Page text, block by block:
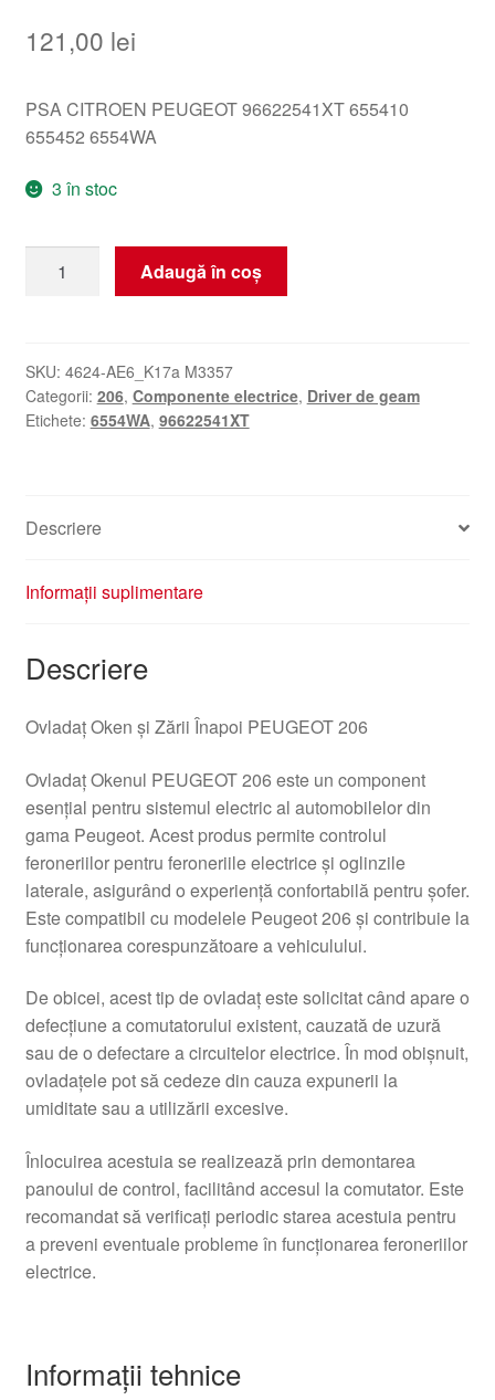
121,00 lei
PSA CITROEN PEUGEOT 96622541XT 655410
655452 6554WA
3 în stoc
Comutator
206
96622541XT
6554WA
Adaugă în coș
SKU: 4624-AE6_K17a M3357
Categorii: 206, Componente electrice, Driver de geam
Etichete: 6554WA, 96622541XT
Descriere
Informații suplimentare
Descriere
Ovladaț Oken și Zării Înapoi PEUGEOT 206
Ovladaț Okenul PEUGEOT 206 este un component
esențial pentru sistemul electric al automobilelor din
gama Peugeot. Acest produs permite controlul
feroneriilor pentru feroneriile electrice și oglinzile
laterale, asigurând o experiență confortabilă pentru șofer.
Este compatibil cu modelele Peugeot 206 și contribuie la
funcționarea corespunzătoare a vehiculului.
De obicei, acest tip de ovladaț este solicitat când apare o
defecțiune a comutatorului existent, cauzată de uzură
sau de o defectare a circuitelor electrice. În mod obișnuit,
ovladațele pot să cedeze din cauza expunerii la
umiditate sau a utilizării excesive.
Înlocuirea acestuia se realizează prin demontarea
panoului de control, facilitând accesul la comutator. Este
recomandat să verificați periodic starea acestuia pentru
a preveni eventuale probleme în funcționarea feroneriilor
electrice.
Informații tehnice